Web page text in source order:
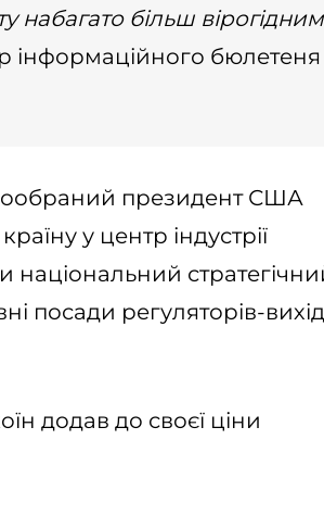
набагато більш
інформаційного бюлетеня
президент США
у центр індустрії
національний
посади регуляторів-
додав до своєї ціни